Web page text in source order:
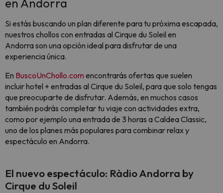
en Andorra
Si estás buscando un plan diferente para tu próxima escapada,
nuestros chollos con entradas al Cirque du Soleil en
Andorra son una opción ideal para disfrutar de una
experiencia única.
En BuscoUnChollo.com encontrarás ofertas que suelen
incluir hotel + entradas al Cirque du Soleil, para que solo tengas
que preocuparte de disfrutar. Además, en muchos casos
también podrás completar tu viaje con actividades extra,
como por ejemplo una entrada de 3 horas a Caldea Classic,
uno de los planes más populares para combinar relax y
espectáculo en Andorra.
El nuevo espectáculo: Ràdio Andorra by
Cirque du Soleil